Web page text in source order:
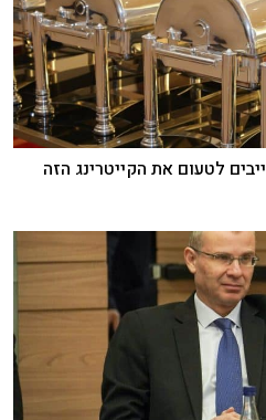
לטעום את הקייטרינג הזה